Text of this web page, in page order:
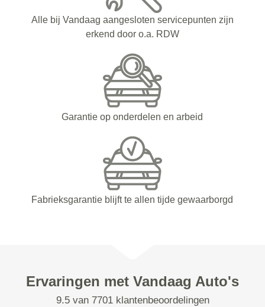
Alle bij Vandaag aangesloten servicepunten zijn
erkend door o.a. RDW
Garantie op onderdelen en arbeid
Fabrieksgarantie blijft te allen tijde gewaarborgd
Ervaringen met Vandaag Auto's
9.5 van 7701 klantenbeoordelingen